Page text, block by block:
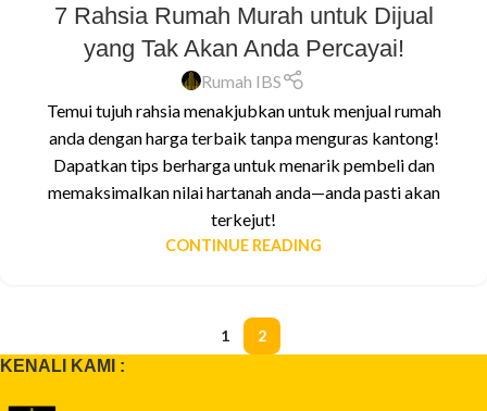
7 Rahsia Rumah Murah untuk Dijual
yang Tak Akan Anda Percayai!
Rumah IBS
Temui tujuh rahsia menakjubkan untuk menjual rumah
anda dengan harga terbaik tanpa menguras kantong!
Dapatkan tips berharga untuk menarik pembeli dan
memaksimalkan nilai hartanah anda—anda pasti akan
terkejut!
CONTINUE READING
1
2
KENALI KAMI :